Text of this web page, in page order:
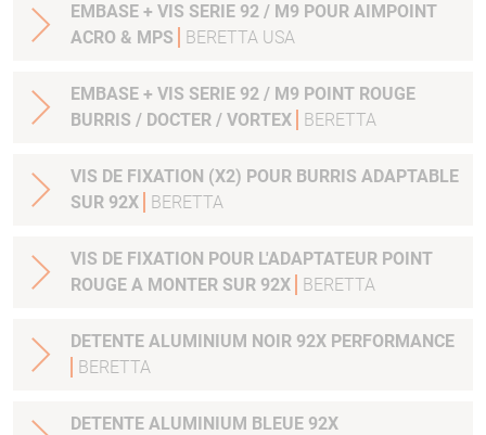
EMBASE + VIS SERIE 92 / M9 POUR AIMPOINT
ACRO & MPS
BERETTA USA
EMBASE + VIS SERIE 92 / M9 POINT ROUGE
BURRIS / DOCTER / VORTEX
BERETTA
VIS DE FIXATION (X2) POUR BURRIS ADAPTABLE
SUR 92X
BERETTA
VIS DE FIXATION POUR L'ADAPTATEUR POINT
ROUGE A MONTER SUR 92X
BERETTA
DETENTE ALUMINIUM NOIR 92X PERFORMANCE
BERETTA
DETENTE ALUMINIUM BLEUE 92X